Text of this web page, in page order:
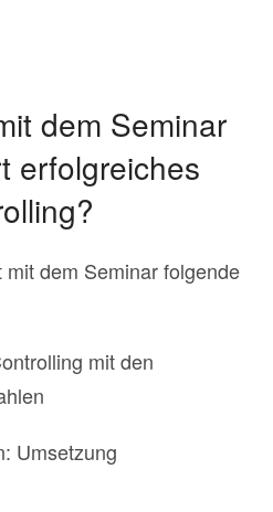
dem Seminar
erfolgreiches
dem Seminar folgende
mit den
Umsetzung